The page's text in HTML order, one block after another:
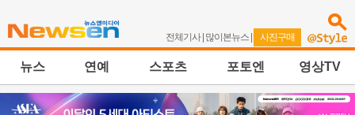
전체기사| 많이본뉴스 | 사진구매
뉴스 연예 스포츠 포토엔 영상TV